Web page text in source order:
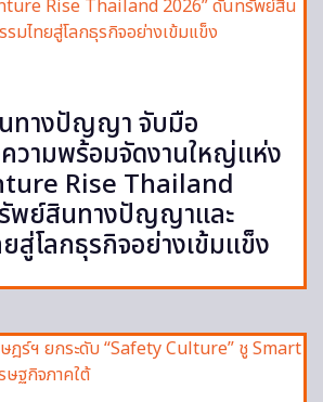
ทางปัญญา จับมือ
วามพร้อมจัดงานใหญ่แห่ง
Rise Thailand
พย์สินทางปัญญาและ
สู่โลกธุรกิจอย่างเข้มแข็ง